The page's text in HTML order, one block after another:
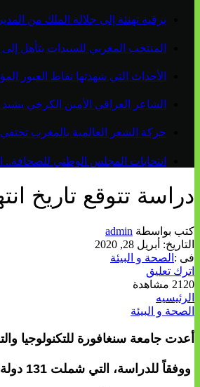
برقية تهنئة إلى جلالة الملك من
المنتخب المغربي للسيدات يتأهل إلى
الأحداث التي شهدتها نقاط العبور
الشاعر العراقي الأمين الكرخي
حركة الشعر العالمية بالمغرب تحتفي
انتخابات المجلس الوطني للصحافة..
دراسة تتوقع تاريخ
كتب بواسطة admin
التاريخ: أبريل 28, 2020
فى : الصحة و البيئة
اترك تعليق
2120 مشاهدة
الرئيسيه
الصحة و البيئة
أعدت جامعة سنغافورة للتكنولوجيا
ووفقاً للدراسة، التي شملت 131 دولة موزعة بين إفريقيا وآسيا وأوروبا والأمريكتين وأستراليا، فإن التحوّل في انتشار الفيروس بالمملكة بدأ فعلياً في 24 أبريل المنصرم.